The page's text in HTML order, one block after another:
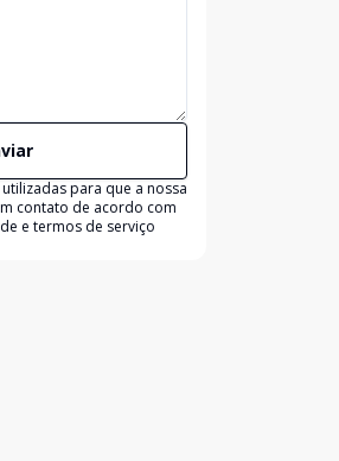
para que a nossa
contato de acordo com
e termos de serviço